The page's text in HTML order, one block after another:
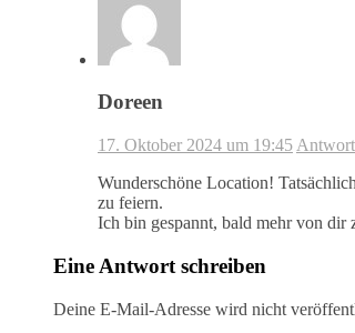
Doreen
17. Oktober 2024 um 19:45
Wunderschöne Location!
zu feiern.
Ich bin gespannt, bald mehr von dir
Eine Antwort schreiben
Deine E-Mail-Adresse wird nicht